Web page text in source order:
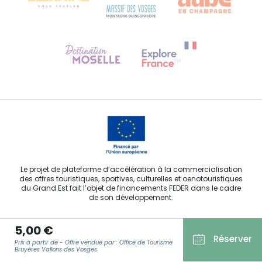
5,00 €
Prix à partir de - Offre vendue par : Office de Tourisme
Bruyères Vallons des Vosges
Réserver
Contactez-nous
Le projet de plateforme d’accélération à la commercialisation
des offres touristiques, sportives, culturelles et oenotouristiques
du Grand Est fait l’objet de financements FEDER dans le cadre
de son développement.